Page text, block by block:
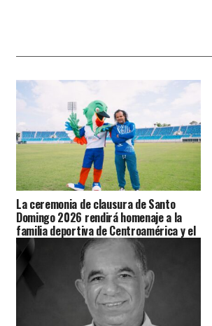
La ceremonia de clausura de Santo
Domingo 2026 rendirá homenaje a la
familia deportiva de Centroamérica y el
Caribe